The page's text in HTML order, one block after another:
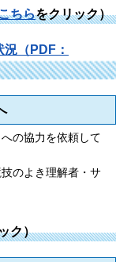
ちらをクリック）
（PDF：
の協力を依頼して
のよき理解者・サ
ク）